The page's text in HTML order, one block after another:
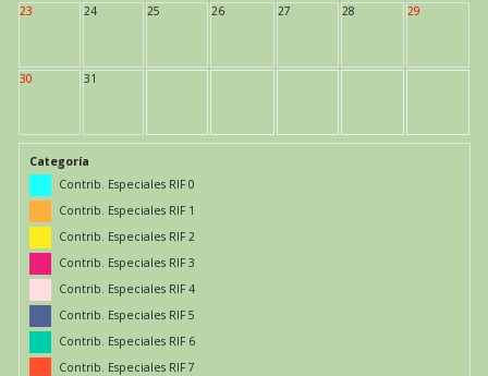
23 24 25 26 27 28 29
30 31
Categoría
Contrib. Especiales RIF 0
Contrib. Especiales RIF 1
Contrib. Especiales RIF 2
Contrib. Especiales RIF 3
Contrib. Especiales RIF 4
Contrib. Especiales RIF 5
Contrib. Especiales RIF 6
Contrib. Especiales RIF 7